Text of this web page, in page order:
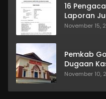
16
Laporan
November 15,
Pemkab
Dugaan
November 10,